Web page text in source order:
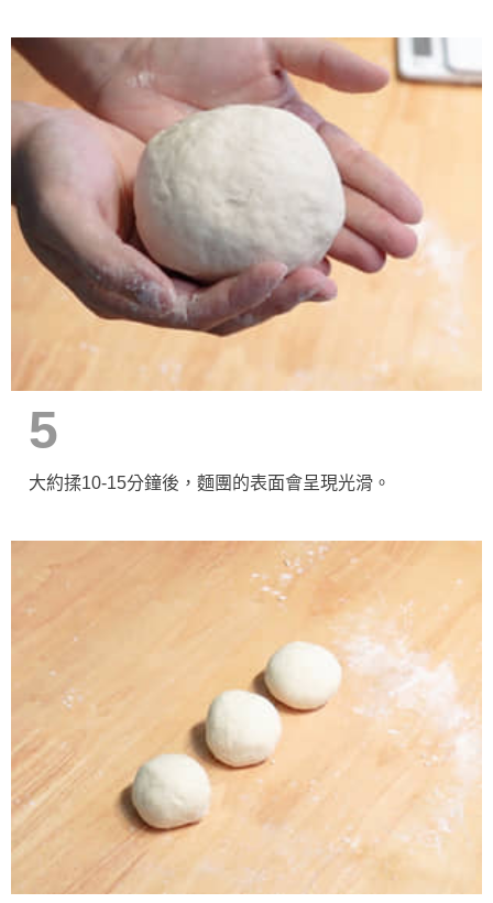
5
大約揉10-15分鐘後，麵團的表面會呈現光滑。